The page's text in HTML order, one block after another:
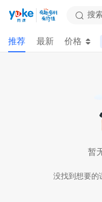
搜
推荐 最新 价格
暂
没找到想要的